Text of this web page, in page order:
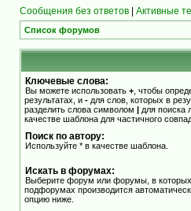
Сообщения без ответов | Активные
Список форумов
Ключевые слова:
Вы можете использовать + , чтобы
результатах, и - для слов, которых в
разделить слова символом | для поиска
качестве шаблона для частичного
Поиск по автору:
Используйте * в качестве шаблона.
Искать в форумах:
Выберите форум или форумы, в которых
подфорумах производится
опцию ниже.